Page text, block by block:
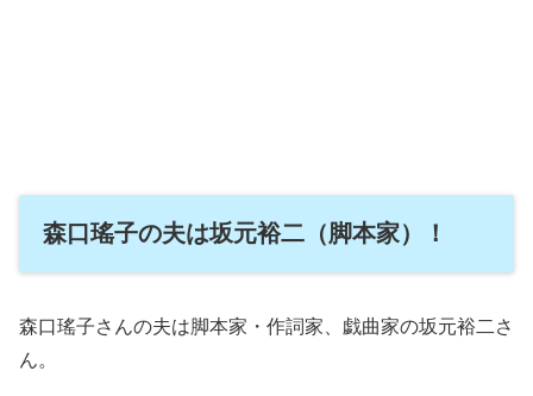
森口瑤子の夫は坂元裕二（脚本家）！
森口瑤子さんの夫は脚本家・作詞家、戯曲家の坂元裕二さ
ん。